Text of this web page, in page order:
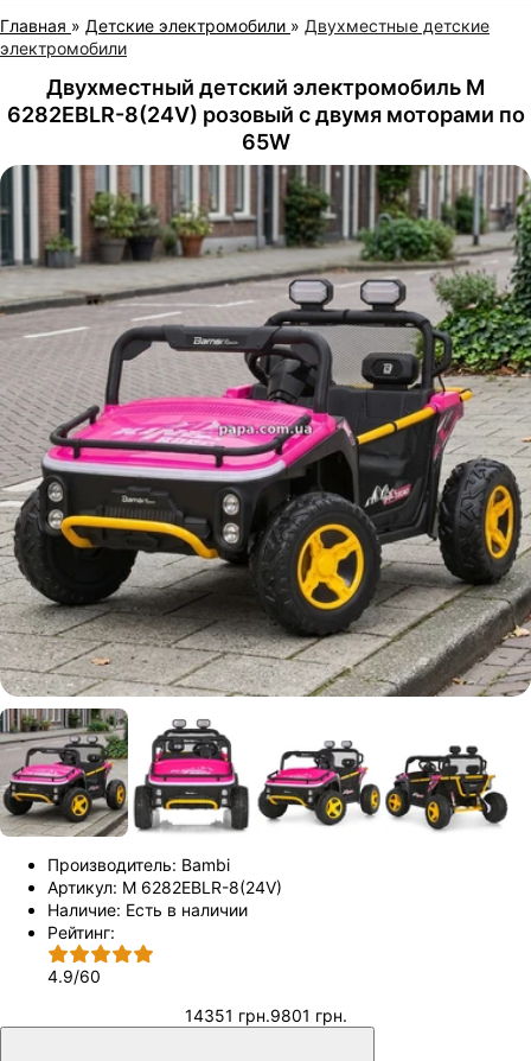
Главная » Детские электромобили » Двухместные детские
электромобили
Двухместный детский электромобиль M
6282EBLR-8(24V) розовый с двумя моторами по
65W
Производитель: Bambi
Артикул: M 6282EBLR-8(24V)
Наличие: Есть в наличии
Рейтинг:
4.9/60
14351 грн.9801 грн.